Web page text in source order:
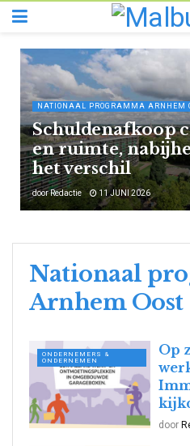
NATIONAAL PROGRAMMA ARNHEM
Schuldenafkoop
en ruimte,
het verschil
doorRedactie 11 JUNI 2026
Nationaal
Arnhem Oost
ONDERNEMERS &
ONDERNEMEN
Op
door